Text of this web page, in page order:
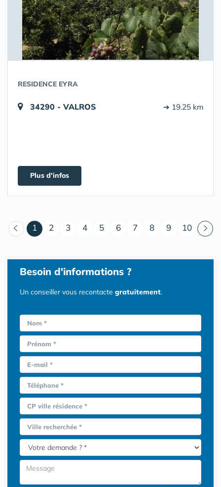
RESIDENCE EYRA
34290 - VALROS ➔ 19.25 km
Plus d'infos
1 (courant)
2 3 4 5 6 7 8 9 10
Besoin d'informations ?
Un conseiller vous recontacte gratuitement.
Nom *
Prénom *
E-mail *
Téléphone *
CP ville résidence *
Ville recherchée *